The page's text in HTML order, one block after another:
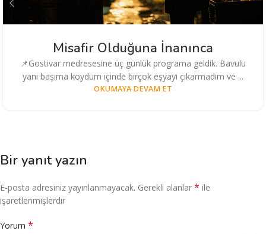
Misafir Olduğuna İnanınca
📌Gostivar medresesine üç günlük programa geldik. Bavulu
yanı başıma koydum içinde birçok eşyayı çıkarmadım ve ...
OKUMAYA DEVAM ET
Bir yanıt yazın
E-posta adresiniz yayınlanmayacak. Gerekli alanlar * ile
işaretlenmişlerdir
Yorum *